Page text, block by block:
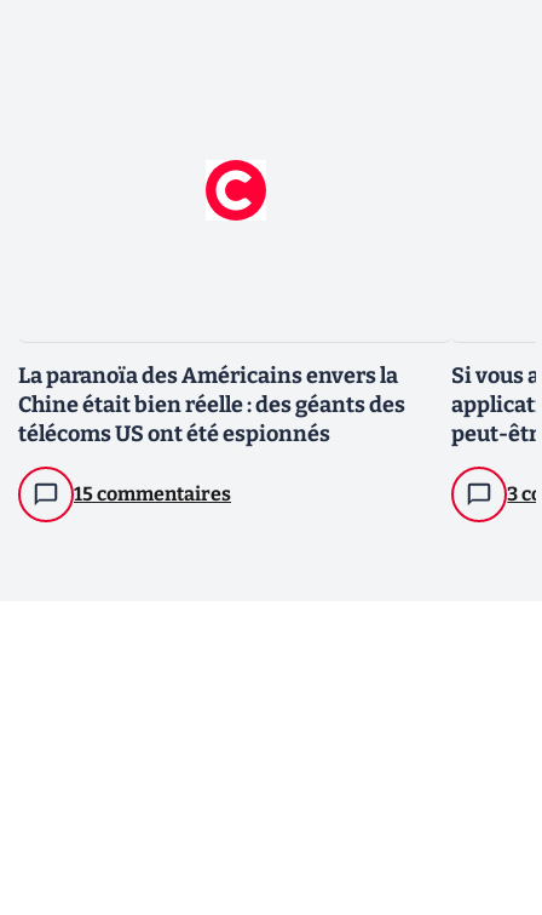
La paranoïa des Américains envers la
Chine était bien réelle : des géants des
télécoms US ont été espionnés
15 commentaires
Si vous
peut-
3